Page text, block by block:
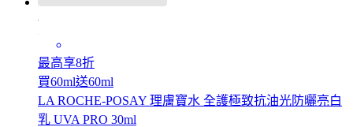
最高享8折
買60ml送60ml
LA ROCHE-POSAY 理膚寶水 全護極致抗油光防曬亮白
乳 UVA PRO 30ml